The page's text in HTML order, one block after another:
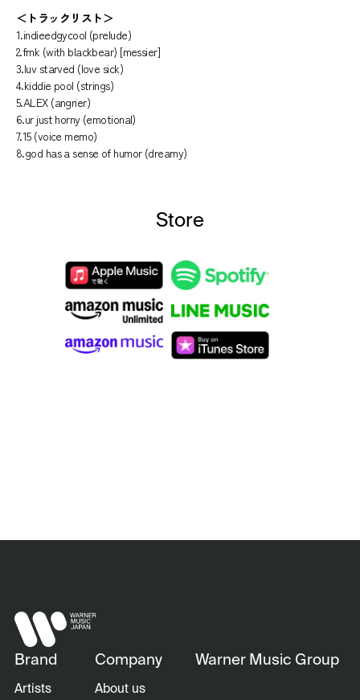
＜トラックリスト＞
1.indieedgycool (prelude)
2.fmk (with blackbear) [messier]
3.luv starved (love sick)
4.kiddie pool (strings)
5.ALEX (angrier)
6.ur just horny (emotional)
7.15 (voice memo)
8.god has a sense of humor (dreamy)
Store
Brand
Artists
Company
About us
Warner Music Group